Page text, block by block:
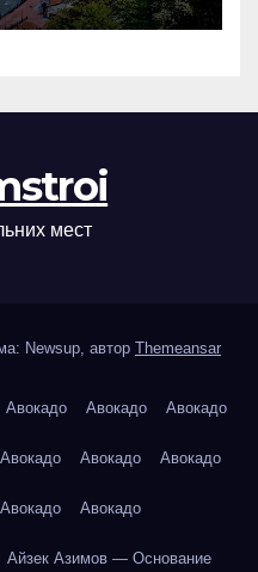
мест
Newsup, автор Themeansar
Авокадо Авокадо Авокадо
Авокадо Авокадо Авокадо
Авокадо Авокадо
Айзек Азимов — Основание